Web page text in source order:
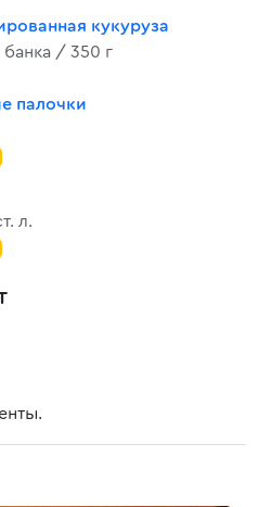
кукуруза
/ 350 г
палочки
л.